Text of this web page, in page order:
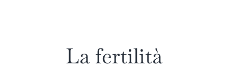
La fertilità